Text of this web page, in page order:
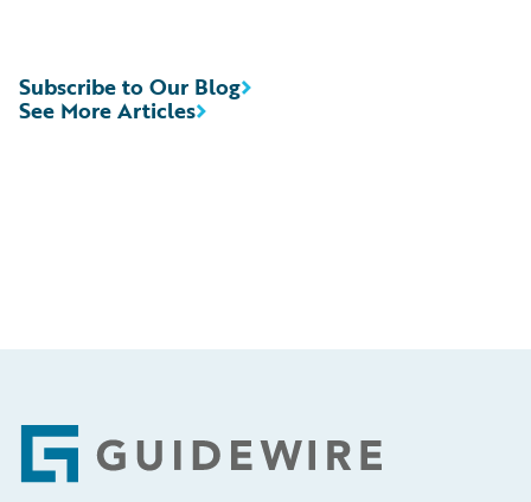
See More Articles
Subscribe to Our Blog
Footer